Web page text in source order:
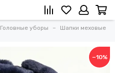
Головные уборы
Шапки меховые
−10%